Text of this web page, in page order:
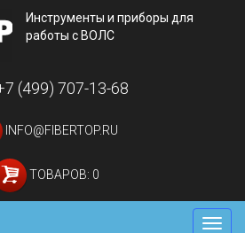
Инструменты и приборы для
работы с ВОЛС
(499) 707-13-68
INFO@FIBERTOP.RU
ТОВАРОВ: 0
Меню